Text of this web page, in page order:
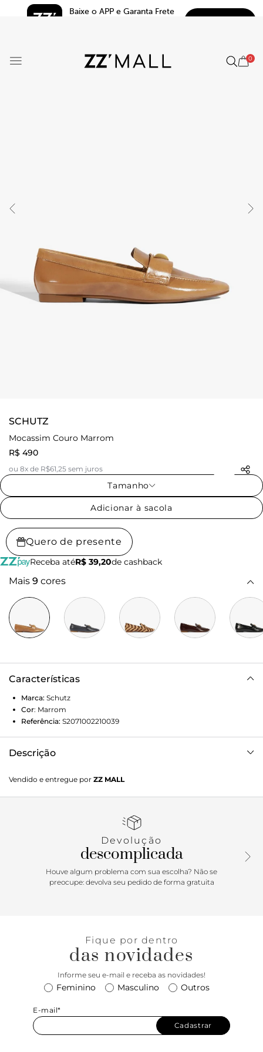
Baixe o APP e Garanta Frete
0
SCHUTZ
Mocassim Couro Marrom
R$ 490
ou 8x de R$61,25 sem juros
Tamanho
Adicionar à sacola
Quero de presente
Receba atéR$ 39,20de cashback
Mais 9 cores
Características
Marca: Schutz
Cor: Marrom
Referência: S2071002210039
Descrição
couro se destaca por seu acabamento com leve brilho e a
tira sobreposta no cabedal com o icônico Triangle Schutz
confortável e versátil - perfeito para transitar com
Vendido e entregue por ZZ MALL
Devolução
descomplicada
Houve algum problema com sua escolha? Não se
preocupe: devolva seu pedido de forma gratuita
Fique por dentro
das novidades
Informe seu e-mail e receba as novidades!
Feminino Masculino Outros
E-mail*
Cadastrar